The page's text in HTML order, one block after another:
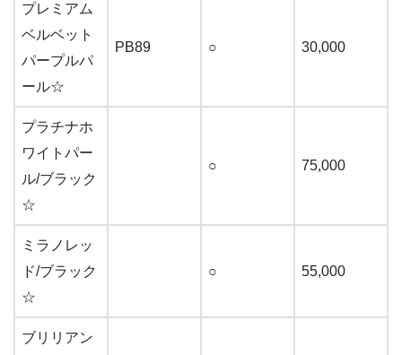
プレミアム
ベルベット
パープルパ
ール☆
PB89 ○ 30,000
プラチナホ
ワイトパー
ル/ブラック
☆
○ 75,000
ミラノレッ
ド/ブラック
☆
○ 55,000
ブリリアン